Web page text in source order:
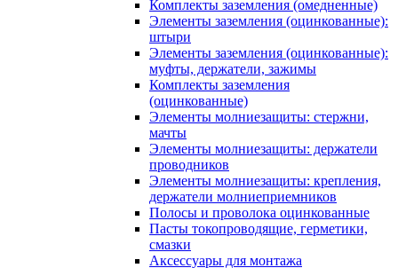
Комплекты заземления (омедненные)
Элементы заземления (оцинкованные):
штыри
Элементы заземления (оцинкованные):
муфты, держатели, зажимы
Комплекты заземления
(оцинкованные)
Элементы молниезащиты: стержни,
мачты
Элементы молниезащиты: держатели
проводников
Элементы молниезащиты: крепления,
держатели молниеприемников
Полосы и проволока оцинкованные
Пасты токопроводящие, герметики,
смазки
Аксессуары для монтажа